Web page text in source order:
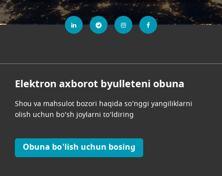
Elektron axborot byulleteni obuna
Shou va mahsulot bozori haqida so‘nggi yangiliklarni
olish uchun bo‘sh joylarni to‘ldiring
Obuna bo'lish uchun bosing